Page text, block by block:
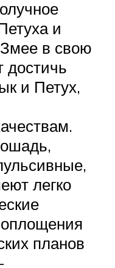
и
в свою
достичь
и Петух,
легко
планов